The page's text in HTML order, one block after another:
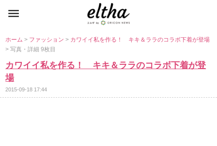
ホーム> ファッション> カワイイ私を作る！ キキ＆ララのコラボ下着が登場
> 写真・詳細 9枚目
カワイイ私を作る！ キキ＆ララのコラボ下着が登
場
2015-09-18 17:44